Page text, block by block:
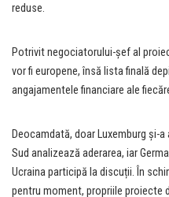
reduse.
Potrivit negociatorului-șef al
vor fi europene, însă lista finală
angajamentele financiare ale
Deocamdată, doar Luxemburg și-
Sud analizează aderarea, iar
Ucraina participă la discuții. În
pentru moment, propriile proiecte